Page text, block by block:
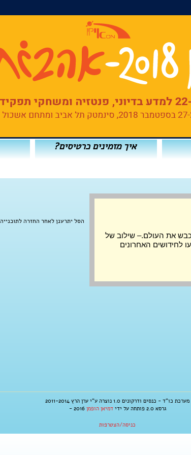
איך מזמינים כרטיסים?
הסל יתרענן לאחר החזרה לתוכנייה
מערכת כו"ד - כנסים ודרקונים 1.0 נוצרה ע"י ערן הרץ 2011-2014
גרסא 2.0 פותחה על ידי
דמיאן הופמן 2016 -
כניסה/הצטרפות